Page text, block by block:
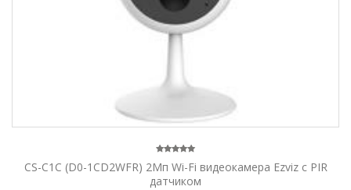
CS-C1C (D0-1CD2WFR) 2Мп Wi-Fi видеокамера Ezviz с PIR
датчиком